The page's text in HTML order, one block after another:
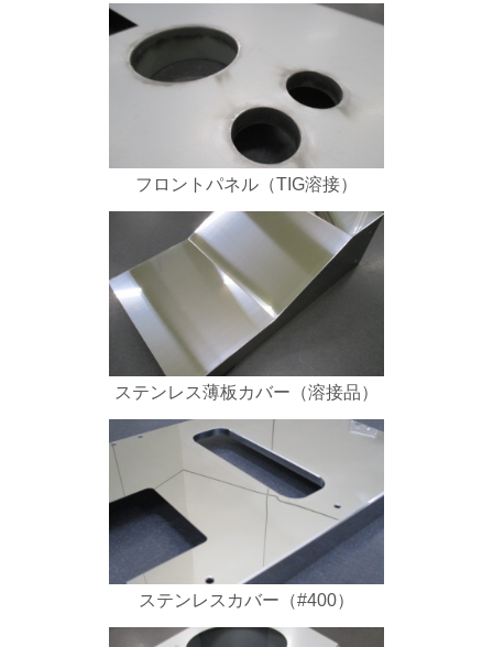
フロントパネル（TIG溶接）
ステンレス薄板カバー（溶接品）
ステンレスカバー（#400）